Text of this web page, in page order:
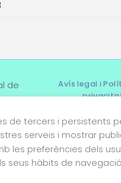
de
Tots
Avís legal i
Termes i
Política
de tercers i persistents
serveis i mostrar
les preferències dels
seus hàbits de